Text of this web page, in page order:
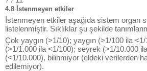
4.8 İstenmeyen etkiler
İstenmeyen etkiler aşağıda sistem organ
listelenmiştir. Sıklıklar şu şekilde
Çok yaygın (>1/10); yaygın (>1/100 ila
(>1/1.000 ila <1/100); seyrek (>1/10.000
(<1/10.000), bilinmiyor (eldeki verilerden
edilemiyor).